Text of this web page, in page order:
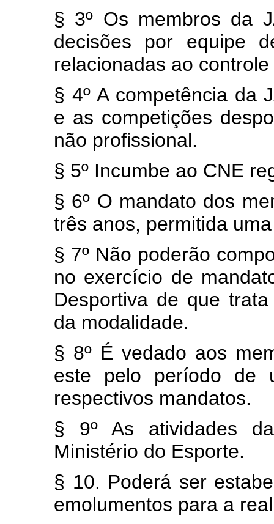
§ 3º Os membros da
decisões por equipe
relacionadas ao
§ 4º A competência da
e as competições
não profissional.
§ 5º Incumbe ao CNE
§ 6º O mandato dos
três anos, permitida
§ 7º Não poderão
no exercício de
Desportiva de que
da modalidade.
§ 8º É vedado aos
este pelo período de
respectivos mandatos.
§ 9º As atividades
Ministério do Esporte.
§ 10. Poderá ser
emolumentos para a